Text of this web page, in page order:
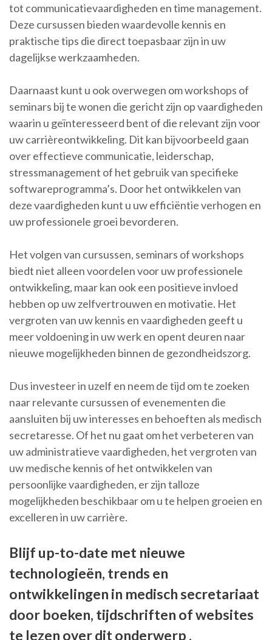
tot communicatievaardigheden en time management.
Deze cursussen bieden waardevolle kennis en
praktische tips die direct toepasbaar zijn in uw
dagelijkse werkzaamheden.
Daarnaast kunt u ook overwegen om workshops of
seminars bij te wonen die gericht zijn op vaardigheden
waarin u geïnteresseerd bent of die relevant zijn voor
uw carrièreontwikkeling. Dit kan bijvoorbeeld gaan
over effectieve communicatie, leiderschap,
stressmanagement of het gebruik van specifieke
softwareprogramma’s. Door het ontwikkelen van
deze vaardigheden kunt u uw efficiëntie verhogen en
uw professionele groei bevorderen.
Het volgen van cursussen, seminars of workshops
biedt niet alleen voordelen voor uw professionele
ontwikkeling, maar kan ook een positieve invloed
hebben op uw zelfvertrouwen en motivatie. Het
vergroten van uw kennis en vaardigheden geeft u
meer voldoening in uw werk en opent deuren naar
nieuwe mogelijkheden binnen de gezondheidszorg.
Dus investeer in uzelf en neem de tijd om te zoeken
naar relevante cursussen of evenementen die
aansluiten bij uw interesses en behoeften als medisch
secretaresse. Of het nu gaat om het verbeteren van
uw administratieve vaardigheden, het vergroten van
uw medische kennis of het ontwikkelen van
persoonlijke vaardigheden, er zijn talloze
mogelijkheden beschikbaar om u te helpen groeien en
excelleren in uw carrière.
Blijf up-to-date met nieuwe
technologieën, trends en
ontwikkelingen in medisch secretariaat
door boeken, tijdschriften of websites
te lezen over dit onderwerp .